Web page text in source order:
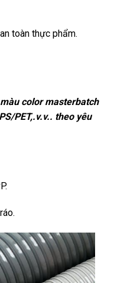
toàn thực phẩm.
màu color masterbatch
PET,.v.v.. theo yêu